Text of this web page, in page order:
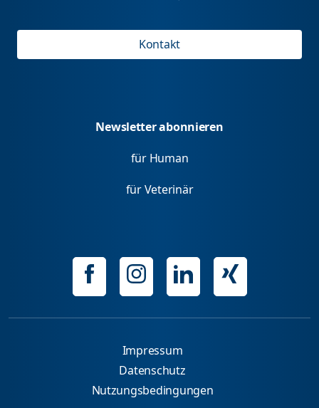
Kontakt
Newsletter abonnieren
für Human
für Veterinär
Impressum
Datenschutz
Nutzungsbedingungen